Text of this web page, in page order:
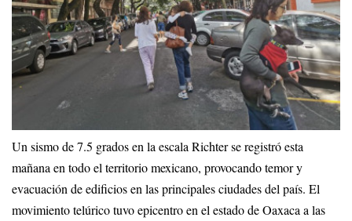
Un sismo de 7.5 grados en la escala Richter se registró esta
mañana en todo el territorio mexicano, provocando temor y
evacuación de edificios en las principales ciudades del país. El
movimiento telúrico tuvo epicentro en el estado de Oaxaca a las